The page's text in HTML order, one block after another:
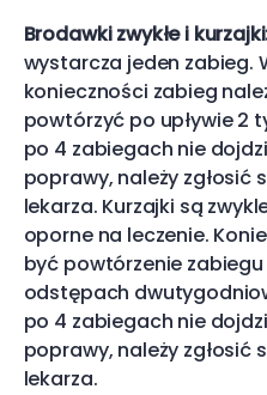
Brodawki zwykłe i
wystarcza jeden zabieg.
konieczności zabieg
powtórzyć po upływie 2
po 4 zabiegach nie
poprawy, należy zgłosić
lekarza. Kurzajki są
oporne na leczenie.
być powtórzenie
odstępach
po 4 zabiegach nie
poprawy, należy zgłosić
lekarza.